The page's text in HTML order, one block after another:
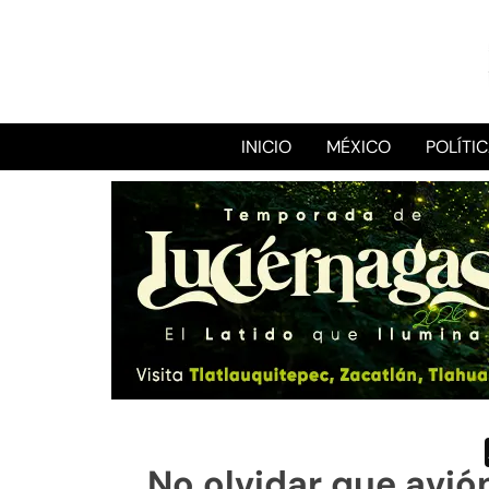
INICIO MÉXICO